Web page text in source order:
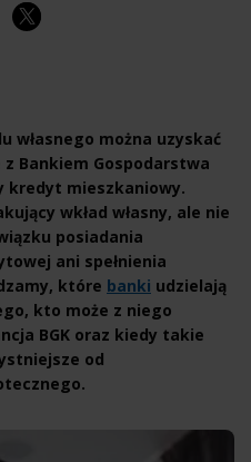
własnego można uzyskać
Bankiem Gospodarstwa
kredyt mieszkaniowy.
wkład własny, ale nie
posiadania
ani spełnienia
które banki udzielają
kto może z niego
BGK oraz kiedy takie
od